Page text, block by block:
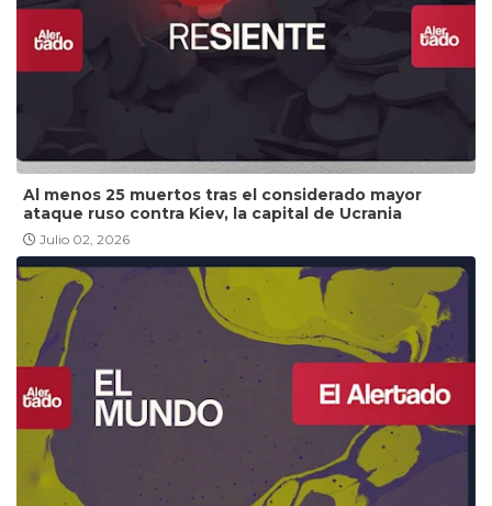
Al menos 25 muertos tras el considerado mayor
ataque ruso contra Kiev, la capital de Ucrania
Julio 02, 2026